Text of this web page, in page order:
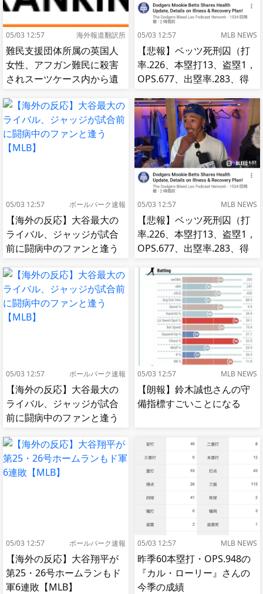
05/03 12:57 海外報道翻訳所
難民支援団体所属の英国人
女性、アフガン難民に殺害
されスーツケース内から遺
応]
05/03 12:57 MLB NEWS
【悲報】ベッツ死刑囚（打
率.226、本塁打13、盗塁1，
OPS.677、出塁率.283、得
05/03 12:57 ボールパーク速報
【海外の反応】大谷最大の
ライバル、ジャッジが試合
前に闘病中のファンと逢う
05/03 12:57 MLB NEWS
【悲報】ベッツ死刑囚（打
率.226、本塁打13、盗塁1，
OPS.677、出塁率.283、得
05/03 12:57 ボールパーク速報
【海外の反応】大谷最大の
ライバル、ジャッジが試合
前に闘病中のファンと逢う
05/03 12:57 MLB NEWS
【朗報】鈴木誠也さんの守
備指標すごいことになる
05/03 12:57 ボールパーク速報
【海外の反応】大谷翔平が
第25・26号ホームランもド
軍6連敗【MLB】
05/03 12:57 MLB NEWS
昨季60本塁打・OPS.948の
『カル・ローリー』さんの
今季の成績